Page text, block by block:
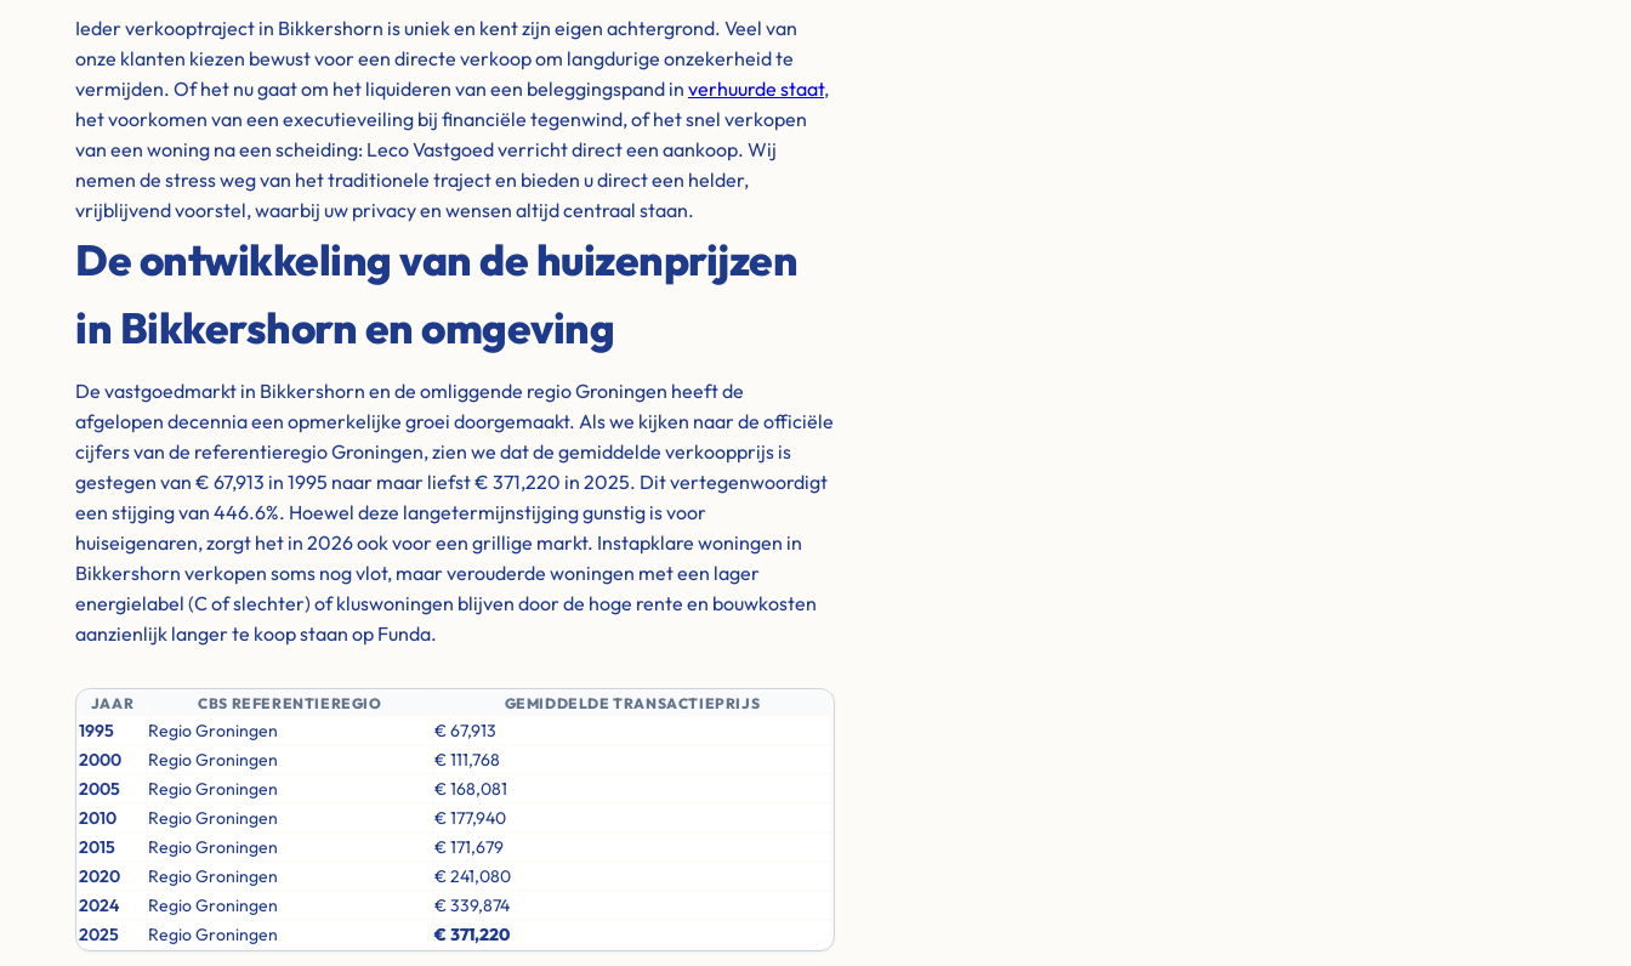
Ieder verkooptraject in Bikkershorn is uniek en kent zijn eigen achtergrond. Veel van
onze klanten kiezen bewust voor een directe verkoop om langdurige onzekerheid te
vermijden. Of het nu gaat om het liquideren van een beleggingspand in verhuurde staat,
het voorkomen van een executieveiling bij financiële tegenwind, of het snel verkopen
van een woning na een scheiding: Leco Vastgoed verricht direct een aankoop. Wij
nemen de stress weg van het traditionele traject en bieden u direct een helder,
vrijblijvend voorstel, waarbij uw privacy en wensen altijd centraal staan.
De ontwikkeling van de huizenprijzen
in Bikkershorn en omgeving
De vastgoedmarkt in Bikkershorn en de omliggende regio Groningen heeft de
afgelopen decennia een opmerkelijke groei doorgemaakt. Als we kijken naar de officiële
cijfers van de referentieregio Groningen, zien we dat de gemiddelde verkoopprijs is
gestegen van € 67,913 in 1995 naar maar liefst € 371,220 in 2025. Dit vertegenwoordigt
een stijging van 446.6%. Hoewel deze langetermijnstijging gunstig is voor
huiseigenaren, zorgt het in 2026 ook voor een grillige markt. Instapklare woningen in
Bikkershorn verkopen soms nog vlot, maar verouderde woningen met een lager
energielabel (C of slechter) of kluswoningen blijven door de hoge rente en bouwkosten
aanzienlijk langer te koop staan op Funda.
JAAR CBS REFERENTIEREGIO GEMIDDELDE TRANSACTIEPRIJS
1995 Regio Groningen
€ 67,913
2000
Regio Groningen
€ 111,768
2005
Regio Groningen
€ 168,081
2010
Regio Groningen
€ 177,940
2015
Regio Groningen
€ 171,679
2020
Regio Groningen
€ 241,080
2024
Regio Groningen
€ 339,874
2025
Regio Groningen € 371,220